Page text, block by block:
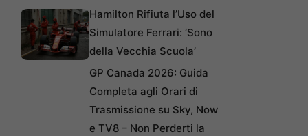
Hamilton Rifiuta l’Uso del
Simulatore Ferrari: ‘Sono
della Vecchia Scuola’
GP Canada 2026: Guida
Completa agli Orari di
Trasmissione su Sky, Now
e TV8 – Non Perderti la